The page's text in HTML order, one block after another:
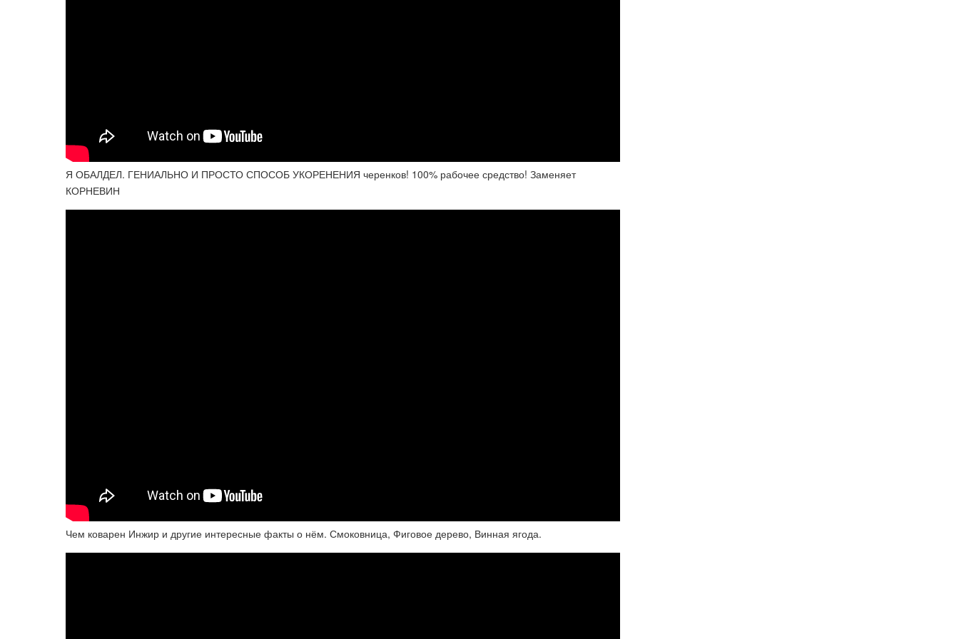
Я ОБАЛДЕЛ. ГЕНИАЛЬНО И ПРОСТО СПОСОБ УКОРЕНЕНИЯ черенков! 100% рабочее средство! Заменяет
КОРНЕВИН
Чем коварен Инжир и другие интересные факты о нём. Смоковница, Фиговое дерево, Винная ягода.